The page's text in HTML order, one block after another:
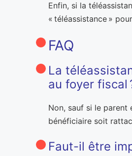
Enfin, si la
« téléassistance »
FAQ
La
au foyer fiscal
Non, sauf si le
bénéficiaire soit
Faut-il être